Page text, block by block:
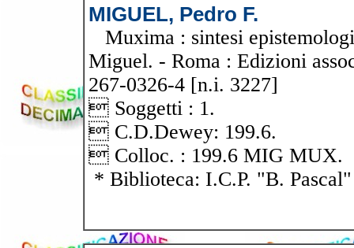
MIGUEL, Pedro F.
Muxima : sintesi
Miguel. - Roma : Edizioni
267-0326-4 [n.i. 3227]
 Soggetti : 1.
 C.D.Dewey: 199.6.
 Colloc. : 199.6 MIG MUX.
* Biblioteca: I.C.P. "B. Pascal"